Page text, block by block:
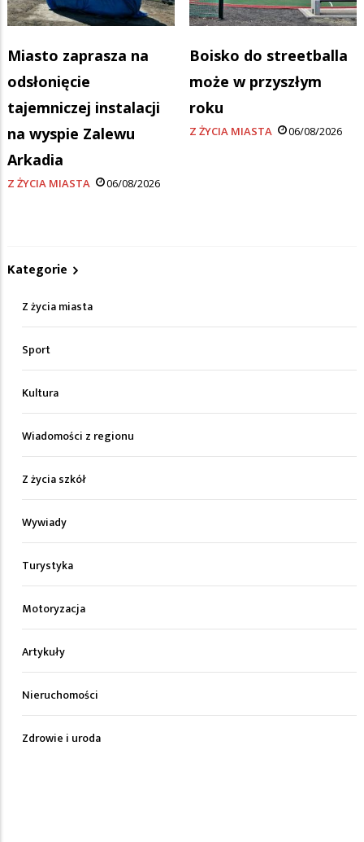
Miasto zaprasza na
odsłonięcie
tajemniczej instalacji
na wyspie Zalewu
Arkadia
Z ŻYCIA MIASTA 06/08/2026
Boisko do streetballa
może w przyszłym
roku
Z ŻYCIA MIASTA 06/08/2026
Kategorie
Z życia miasta
Sport
Kultura
Wiadomości z regionu
Z życia szkół
Wywiady
Turystyka
Motoryzacja
Artykuły
Nieruchomości
Zdrowie i uroda